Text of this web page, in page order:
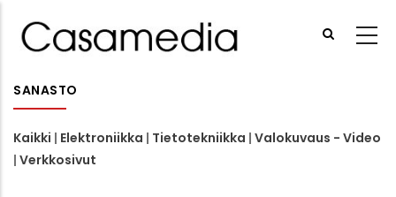
pääsisältöön
SANASTO
Kaikki | Elektroniikka | Tietotekniikka | Valokuvaus - Video
| Verkkosivut